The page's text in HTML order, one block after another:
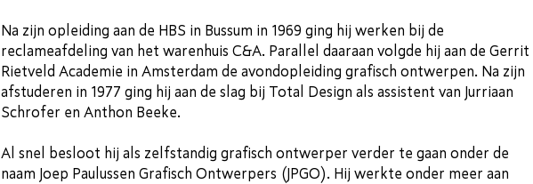
Na zijn opleiding aan de HBS in Bussum in 1969 ging hij werken bij de
reclameafdeling van het warenhuis C&A. Parallel daaraan volgde hij aan de Gerrit
Rietveld Academie in Amsterdam de avondopleiding grafisch ontwerpen. Na zijn
afstuderen in 1977 ging hij aan de slag bij Total Design als assistent van Jurriaan
Schrofer en Anthon Beeke.
Al snel besloot hij als zelfstandig grafisch ontwerper verder te gaan onder de
naam Joep Paulussen Grafisch Ontwerpers (JPGO). Hij werkte onder meer aan